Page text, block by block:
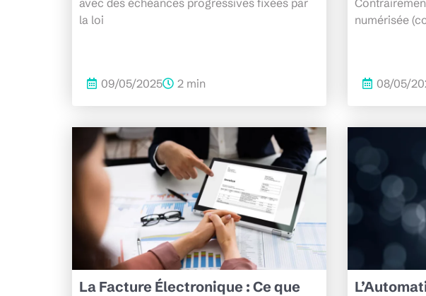
la loi
09/05/2025 2 min
numérisée
08/05/
La Facture Électronique : Ce que